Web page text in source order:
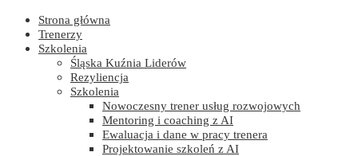
Strona główna
Trenerzy
Szkolenia
Śląska Kuźnia Liderów
Rezyliencja
Szkolenia
Nowoczesny trener usług rozwojowych
Mentoring i coaching z AI
Ewaluacja i dane w pracy trenera
Projektowanie szkoleń z AI